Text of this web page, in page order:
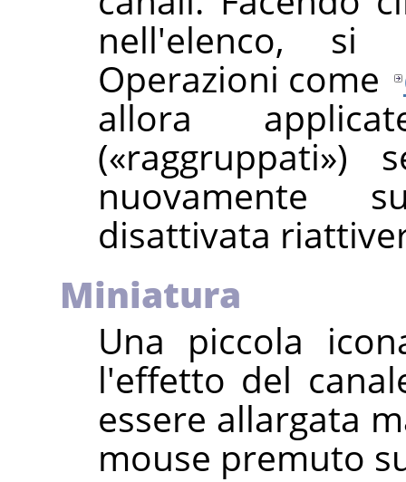
nell'elenco, si
Operazioni come
allora
(«raggruppati»)
nuovamente
disattivata
Miniatura
Una piccola
l'effetto del
essere allargata
mouse premuto